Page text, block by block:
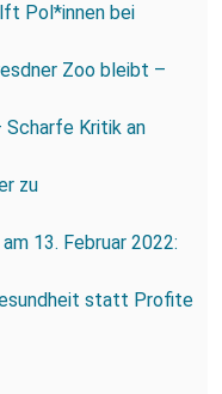
Pol*innen bei
Zoo bleibt –
Kritik an
zu
13. Februar 2022:
statt Profite